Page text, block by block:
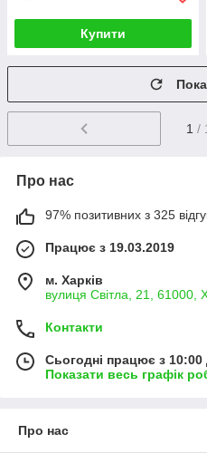
Купити
1 /
Про нас
97% позитивних з 325
Працює з 19.03.2019
м. Харків
вулиця Світла, 21, 61000,
Контакти
Сьогодні працює з 10:00
Показати весь графік
Про нас